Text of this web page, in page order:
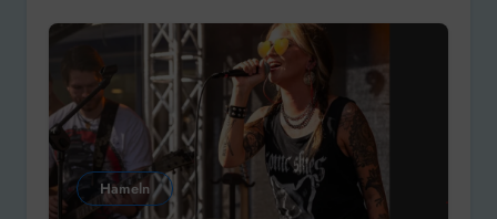
Hameln